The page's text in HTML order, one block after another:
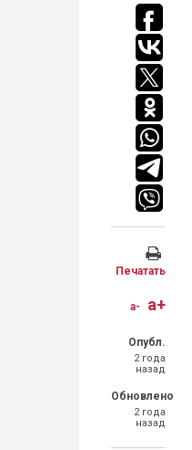
Печатать
a- a+
Опубл.
2 года
назад
Обновлено
2 года
назад